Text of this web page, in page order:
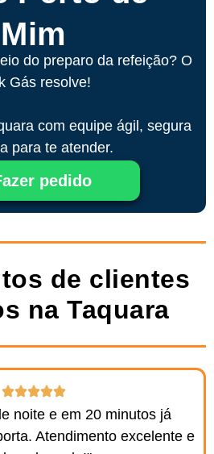
Mim
do preparo da refeição? O
Gás resolve!
com equipe ágil, segura
para te atender.
pedido
de clientes
na Taquara
noite e em 20 minutos já
Atendimento excelente e